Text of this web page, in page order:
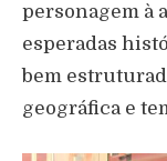
personagem à
esperadas
bem
geográfica e